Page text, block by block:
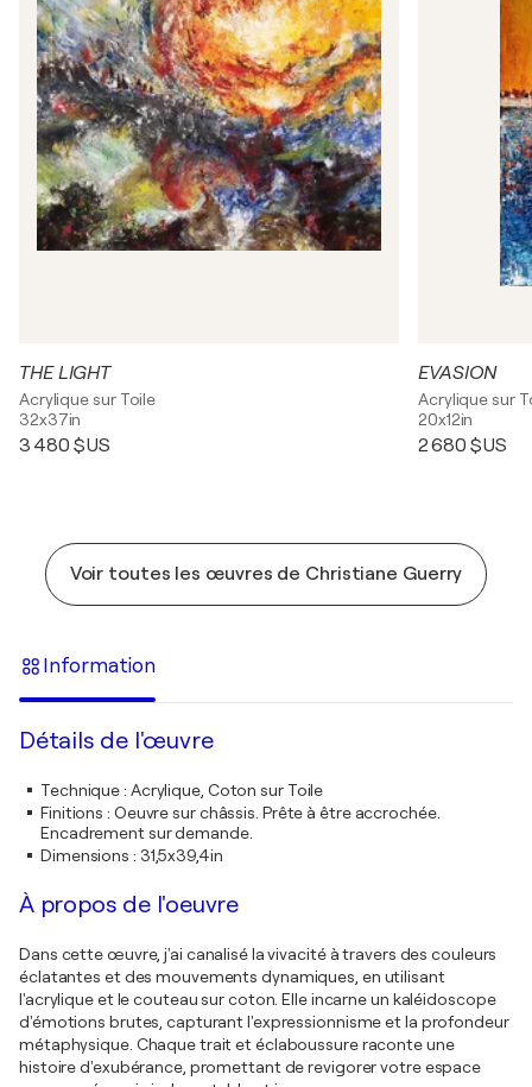
THE LIGHT
Acrylique sur Toile
32x37in
3 480 $US
EVASION
Acrylique sur
20x12in
2 680 $US
Voir toutes les œuvres de Christiane Guerry
Information
Détails de l'œuvre
Technique: Acrylique, Coton sur Toile
Finitions : Oeuvre sur châssis. Prête à être accrochée.
Encadrement sur demande.
Dimensions : 31,5x39,4in
À propos de l'oeuvre
Dans cette œuvre, j'ai canalisé la vivacité à travers des couleurs
éclatantes et des mouvements dynamiques, en utilisant
l'acrylique et le couteau sur coton. Elle incarne un kaléidoscope
d'émotions brutes, capturant l'expressionnisme et la profondeur
métaphysique. Chaque trait et éclaboussure raconte une
histoire d'exubérance, promettant de revigorer votre espace